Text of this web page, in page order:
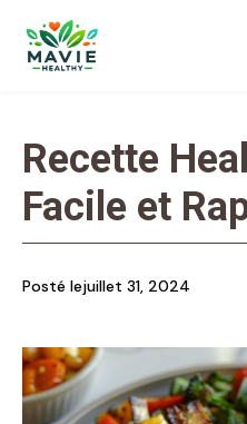
Recette
Facile et
Posté lejuillet 31, 2024